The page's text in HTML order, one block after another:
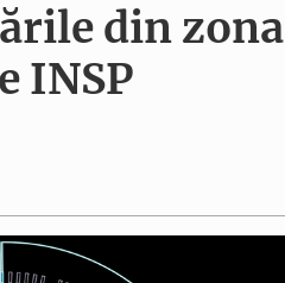
din zona
INSP